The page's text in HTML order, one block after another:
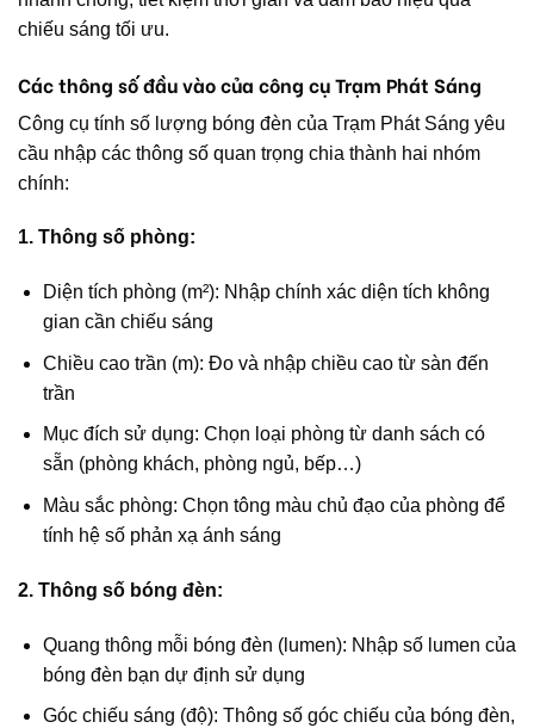
chiếu sáng tối ưu.
Các thông số đầu vào của công cụ Trạm Phát Sáng
Công cụ tính số lượng bóng đèn của Trạm Phát Sáng yêu
cầu nhập các thông số quan trọng chia thành hai nhóm
chính:
1. Thông số phòng:
Diện tích phòng (m²): Nhập chính xác diện tích không
gian cần chiếu sáng
Chiều cao trần (m): Đo và nhập chiều cao từ sàn đến
trần
Mục đích sử dụng: Chọn loại phòng từ danh sách có
sẵn (phòng khách, phòng ngủ, bếp…)
Màu sắc phòng: Chọn tông màu chủ đạo của phòng để
tính hệ số phản xạ ánh sáng
2. Thông số bóng đèn:
Quang thông mỗi bóng đèn (lumen): Nhập số lumen của
bóng đèn bạn dự định sử dụng
Góc chiếu sáng (độ): Thông số góc chiếu của bóng đèn,